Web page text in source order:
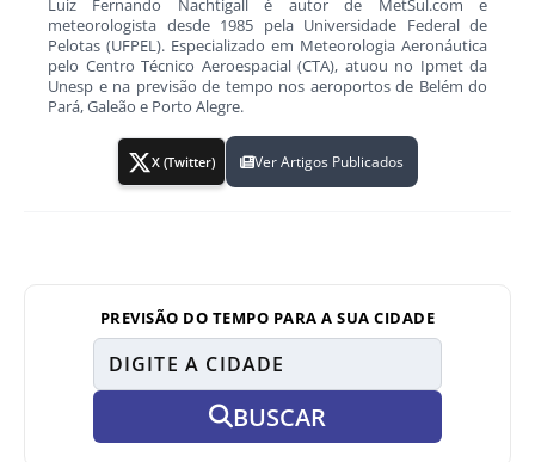
Luiz Fernando Nachtigall é autor de MetSul.com e
meteorologista desde 1985 pela Universidade Federal de
Pelotas (UFPEL). Especializado em Meteorologia Aeronáutica
pelo Centro Técnico Aeroespacial (CTA), atuou no Ipmet da
Unesp e na previsão de tempo nos aeroportos de Belém do
Pará, Galeão e Porto Alegre.
X (Twitter) Ver Artigos Publicados
PREVISÃO DO TEMPO PARA A SUA CIDADE
BUSCAR